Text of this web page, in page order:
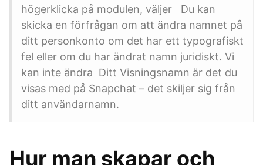
högerklicka på modulen, väljer Du kan
skicka en förfrågan om att ändra namnet på
ditt personkonto om det har ett typografiskt
fel eller om du har ändrat namn juridiskt. Vi
kan inte ändra Ditt Visningsnamn är det du
visas med på Snapchat – det skiljer sig från
ditt användarnamn.
Hur man skapar och